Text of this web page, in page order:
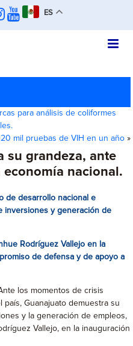
ES
para análisis de coliformes
mil pruebas de VIH en un año»
su grandeza, ante
nacional.
de desarrollo nacional e
inversiones y generación de
Rodríguez Vallejo en la
de defensa y de apoyo a
los momentos de crisis
Guanajuato demuestra su
y la generación de empleos,
Vallejo, en la inauguración